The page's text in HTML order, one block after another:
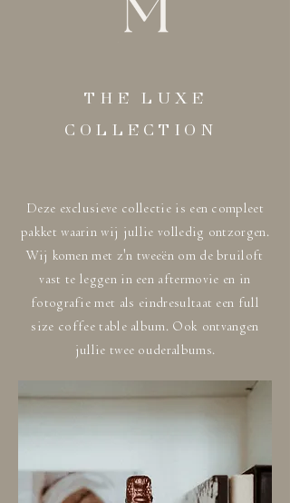
THE LUXE
COLLECTION
Deze exclusieve collectie is een compleet
pakket waarin wij jullie volledig ontzorgen.
Wij komen met z'n tweeën om de bruiloft
vast te leggen in een aftermovie en in
fotografie met als eindresultaat een full
size coffee table album. Ook ontvangen
jullie twee ouderalbums.